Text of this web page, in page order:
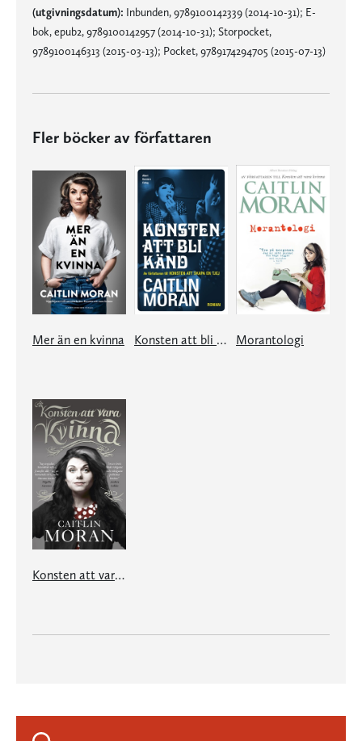
(utgivningsdatum): Inbunden, 9789100142339 (2014-10-31); E-
bok, epub2, 9789100142957 (2014-10-31); Storpocket,
9789100146313 (2015-03-13); Pocket, 9789174294705 (2015-07-13)
Fler böcker av författaren
Mer än en kvinna Konsten att bli känd Morantologi
Konsten att vara kvinna